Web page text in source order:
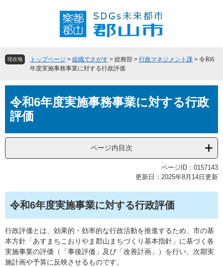
頭
飛現在地 トップページ > 組織でさがす > 総務部 > 行政マネジメント課 > 令和6
年度実施事務事業に対する行政評価
文令和6年度実施事務事業に対する行政
評価
ページ内目次
ページID：0157143
更新日：2025年8月14日更新
令和6年度実施事業に対する行政評価
行政評価とは、効果的・効率的な行政活動を推進するため、市の基
本方針「あすまちこおりやま郡山まちづくり基本指針」に基づく各
実施事業の評価（「事後評価」及び「改善計画」）を行い、次期実
施計画や予算に反映させるものです。